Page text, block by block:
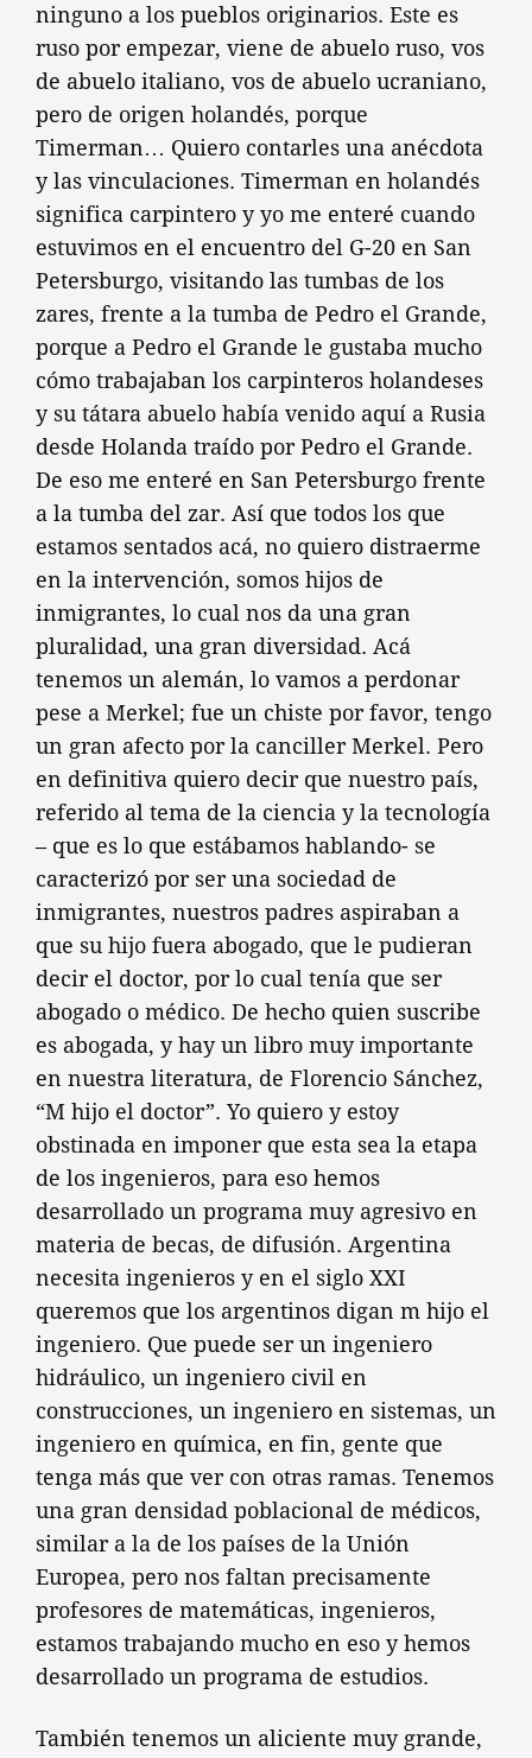
ninguno a los pueblos originarios. Este es
ruso por empezar, viene de abuelo ruso, vos
de abuelo italiano, vos de abuelo ucraniano,
pero de origen holandés, porque
Timerman… Quiero contarles una anécdota
y las vinculaciones. Timerman en holandés
significa carpintero y yo me enteré cuando
estuvimos en el encuentro del G-20 en San
Petersburgo, visitando las tumbas de los
zares, frente a la tumba de Pedro el Grande,
porque a Pedro el Grande le gustaba mucho
cómo trabajaban los carpinteros holandeses
y su tátara abuelo había venido aquí a Rusia
desde Holanda traído por Pedro el Grande.
De eso me enteré en San Petersburgo frente
a la tumba del zar. Así que todos los que
estamos sentados acá, no quiero distraerme
en la intervención, somos hijos de
inmigrantes, lo cual nos da una gran
pluralidad, una gran diversidad. Acá
tenemos un alemán, lo vamos a perdonar
pese a Merkel; fue un chiste por favor, tengo
un gran afecto por la canciller Merkel. Pero
en definitiva quiero decir que nuestro país,
referido al tema de la ciencia y la tecnología
– que es lo que estábamos hablando- se
caracterizó por ser una sociedad de
inmigrantes, nuestros padres aspiraban a
que su hijo fuera abogado, que le pudieran
decir el doctor, por lo cual tenía que ser
abogado o médico. De hecho quien suscribe
es abogada, y hay un libro muy importante
en nuestra literatura, de Florencio Sánchez,
“M hijo el doctor”. Yo quiero y estoy
obstinada en imponer que esta sea la etapa
de los ingenieros, para eso hemos
desarrollado un programa muy agresivo en
materia de becas, de difusión. Argentina
necesita ingenieros y en el siglo XXI
queremos que los argentinos digan m hijo el
ingeniero. Que puede ser un ingeniero
hidráulico, un ingeniero civil en
construcciones, un ingeniero en sistemas, un
ingeniero en química, en fin, gente que
tenga más que ver con otras ramas. Tenemos
una gran densidad poblacional de médicos,
similar a la de los países de la Unión
Europea, pero nos faltan precisamente
profesores de matemáticas, ingenieros,
estamos trabajando mucho en eso y hemos
desarrollado un programa de estudios.
También tenemos un aliciente muy grande,